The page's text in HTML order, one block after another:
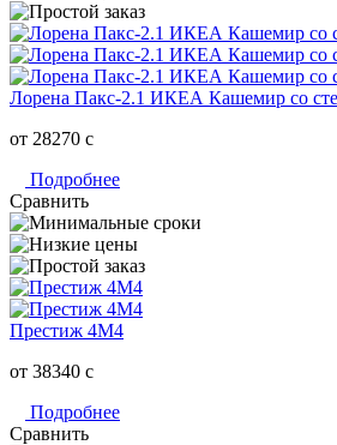
Лорена Пакс-2.1 ИКЕА Кашемир со
от 28270 c
Подробнее
Сравнить
Престиж 4М4
от 38340 c
Подробнее
Сравнить